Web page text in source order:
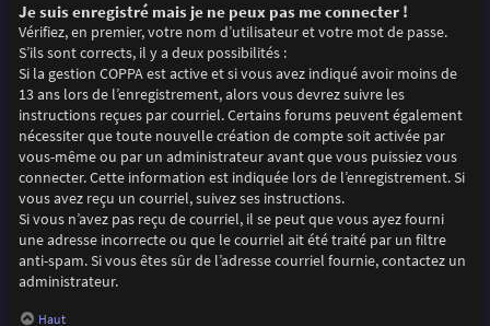
Je suis enregistré mais je ne peux pas me connecter !
Vérifiez, en premier, votre nom d’utilisateur et votre mot de passe.
S’ils sont corrects, il y a deux possibilités :
Si la gestion COPPA est active et si vous avez indiqué avoir moins de
13 ans lors de l’enregistrement, alors vous devrez suivre les
instructions reçues par courriel. Certains forums peuvent également
nécessiter que toute nouvelle création de compte soit activée par
vous-même ou par un administrateur avant que vous puissiez vous
connecter. Cette information est indiquée lors de l’enregistrement. Si
vous avez reçu un courriel, suivez ses instructions.
Si vous n’avez pas reçu de courriel, il se peut que vous ayez fourni
une adresse incorrecte ou que le courriel ait été traité par un filtre
anti-spam. Si vous êtes sûr de l’adresse courriel fournie, contactez un
administrateur.
Haut